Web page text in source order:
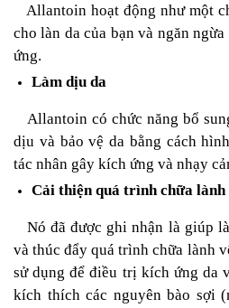
Allantoin hoạt động như một
cho làn da của bạn và ngăn
ứng.
Làm dịu da
Allantoin có chức năng bổ
dịu và bảo vệ da bằng cách
tác nhân gây kích ứng và nhạy
Cải thiện quá trình chữa lành
Nó đã được ghi nhận là giúp
và thúc đẩy quá trình chữa lành
sử dụng để điều trị kích ứng da
kích thích các nguyên bào sợi